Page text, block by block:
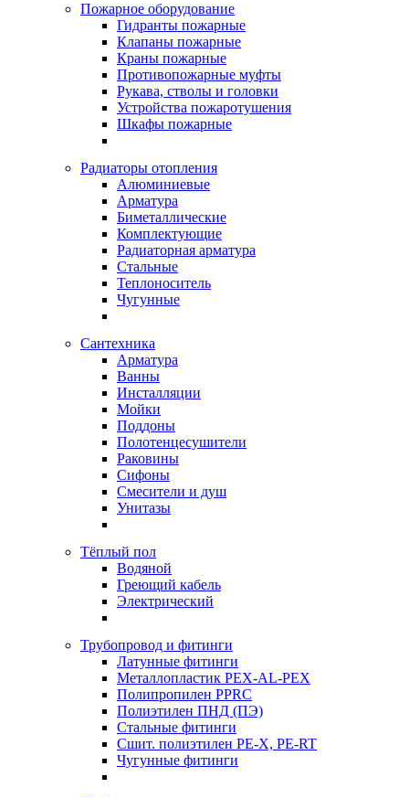
Пожарное оборудование
Гидранты пожарные
Клапаны пожарные
Краны пожарные
Противопожарные муфты
Рукава, стволы и головки
Устройства пожаротушения
Шкафы пожарные
Радиаторы отопления
Алюминиевые
Арматура
Биметаллические
Комплектующие
Радиаторная арматура
Стальные
Теплоноситель
Чугунные
Сантехника
Арматура
Ванны
Инсталляции
Мойки
Поддоны
Полотенцесушители
Раковины
Сифоны
Смесители и душ
Унитазы
Тёплый пол
Водяной
Греющий кабель
Электрический
Трубопровод и фитинги
Латунные фитинги
Металлопластик PEX-AL-PEX
Полипропилен PPRC
Полиэтилен ПНД (ПЭ)
Стальные фитинги
Сшит. полиэтилен PE-X, PE-RT
Чугунные фитинги